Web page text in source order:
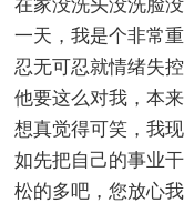
在家没洗头没洗脸
一天，我是个非常
忍无可忍就情绪失
他要这么对我，本
想真觉得可笑，我
如先把自己的事业
松的多吧，您放心